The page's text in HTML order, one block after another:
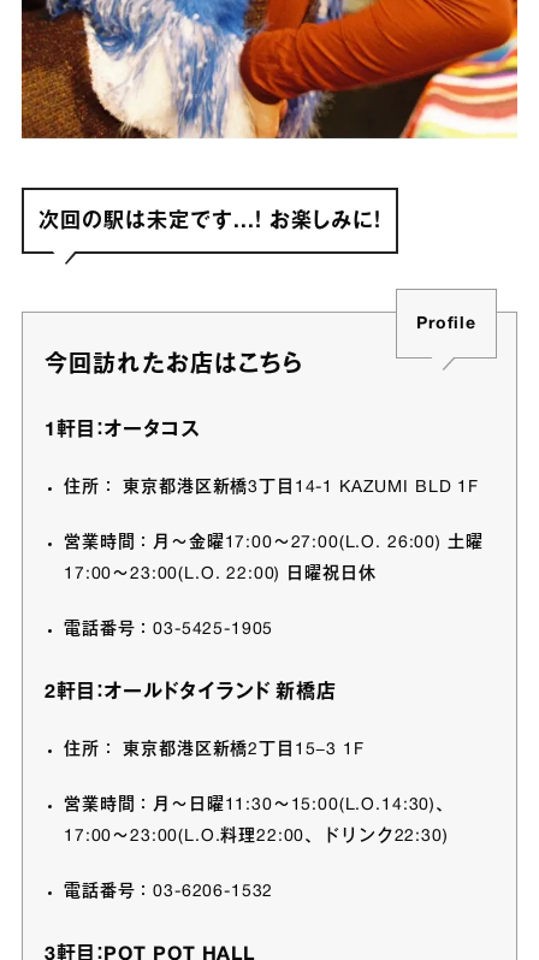
次回の駅は未定です...！ お楽しみに！
今回訪れたお店はこちら
Profile
1軒目：オータコス
住所： 東京都港区新橋3丁目14-1 KAZUMI BLD 1F
営業時間：月〜金曜17:00〜27:00(L.O. 26:00) 土曜
17:00〜23:00(L.O. 22:00) 日曜祝日休
電話番号：03-5425-1905
2軒目：オールドタイランド 新橋店
住所： 東京都港区新橋2丁目15−3 1F
営業時間：月〜日曜11:30〜15:00(L.O.14:30)、
17:00〜23:00(L.O.料理22:00、ドリンク22:30)
電話番号：03-6206-1532
3軒目： POT POT HALL